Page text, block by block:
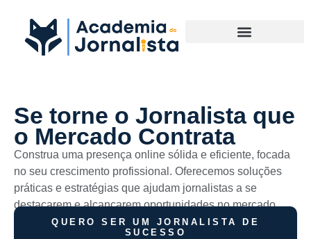
Se torne o Jornalista que
o Mercado Contrata
Construa uma presença online sólida e eficiente, focada
no seu crescimento profissional. Oferecemos soluções
práticas e estratégias que ajudam jornalistas a se
destacarem e alcançarem oportunidades no mercado.
QUERO SER UM JORNALISTA DE
SUCESSO